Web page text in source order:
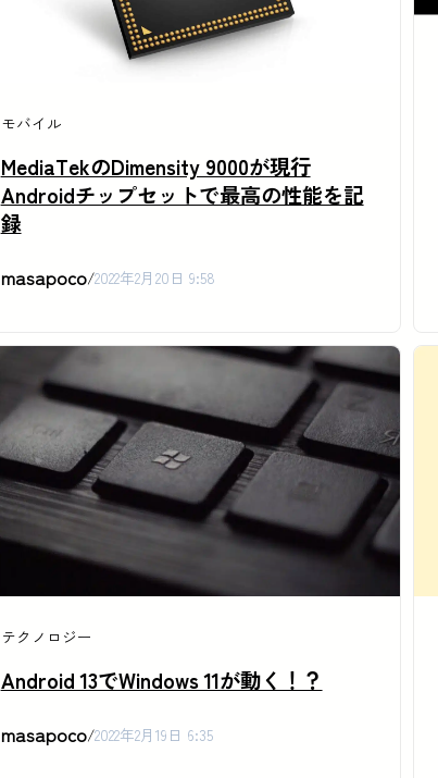
モバイル
MediaTekのDimensity 9000が現行
Androidチップセットで最高の性能を記
録
masapoco/2022年2月20日 9:58
テクノロジー
Android 13でWindows 11が動く！？
masapoco/2022年2月19日 6:35